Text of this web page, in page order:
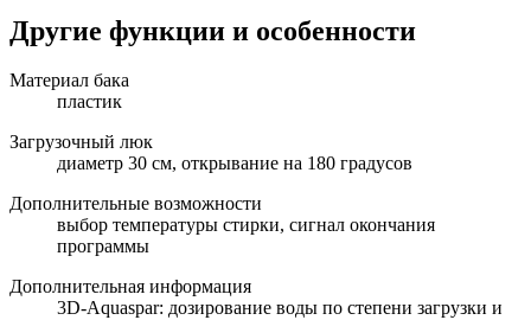
Другие функции и особенности
Материал бака
пластик
Загрузочный люк
диаметр 30 см, открывание на 180 градусов
Дополнительные возможности
выбор температуры стирки, сигнал окончания
программы
Дополнительная информация
3D-Aquaspar: дозирование воды по степени загрузки и